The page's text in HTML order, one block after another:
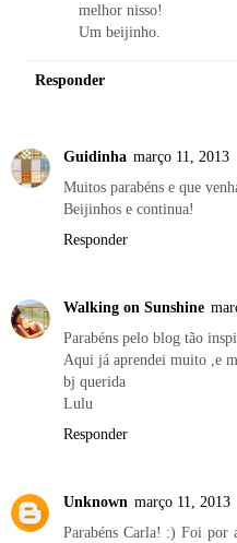
melhor nisso!
Um beijinho.
Responder
Guidinha março 11, 2013
Muitos parabéns e que
Beijinhos e continua!
Responder
Walking on Sunshine
Parabéns pelo blog tão
Aqui já aprendei muito ,e
bj querida
Lulu
Responder
Unknown março 11, 2013
Parabéns Carla! :) Foi por